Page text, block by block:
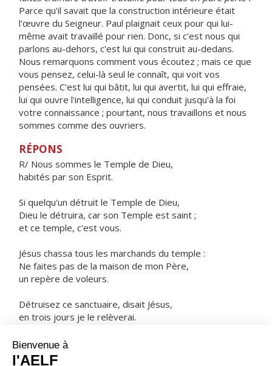
Parce qu'il savait que la construction intérieure était
l'œuvre du Seigneur. Paul plaignait ceux pour qui lui-
même avait travaillé pour rien. Donc, si c'est nous qui
parlons au-dehors, c'est lui qui construit au-dedans.
Nous remarquons comment vous écoutez ; mais ce que
vous pensez, celui-là seul le connaît, qui voit vos
pensées. C'est lui qui bâtit, lui qui avertit, lui qui effraie,
lui qui ouvre l'intelligence, lui qui conduit jusqu'à la foi
votre connaissance ; pourtant, nous travaillons et nous
sommes comme des ouvriers.
RÉPONS
R/ Nous sommes le Temple de Dieu,
habités par son Esprit.
Si quelqu'un détruit le Temple de Dieu,
Dieu le détruira, car son Temple est saint ;
et ce temple, c'est vous.
Jésus chassa tous les marchands du temple :
Ne faites pas de la maison de mon Père,
un repère de voleurs.
Détruisez ce sanctuaire, disait Jésus,
en trois jours je le relèverai.